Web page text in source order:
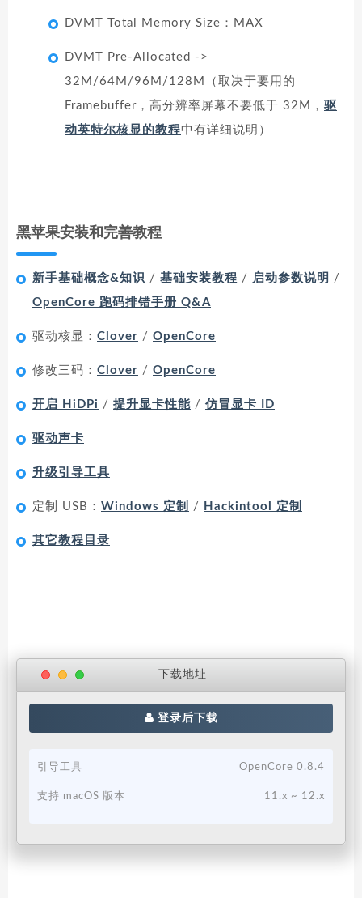
DVMT Total Memory Size：MAX
DVMT Pre-Allocated ->
32M/64M/96M/128M（取决于要用的
Framebuffer，高分辨率屏幕不要低于 32M， 驱
动英特尔核显的教程中有详细说明）
黑苹果安装和完善教程
新手基础概念&知识 / 基础安装教程 / 启动参数说明 /
OpenCore 跑码排错手册 Q&A
驱动核显： Clover / OpenCore
修改三码： Clover / OpenCore
开启 HiDPi / 提升显卡性能 / 仿冒显卡 ID
驱动声卡
升级引导工具
定制 USB： Windows 定制 / Hackintool 定制
其它教程目录
下载地址
登录后下载
引导工具 OpenCore 0.8.4
支持 macOS 版本 11.x ~ 12.x